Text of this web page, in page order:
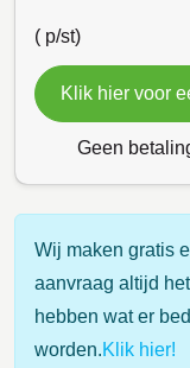
( p/st)
Klik hier voor
Geen
Wij maken gratis
aanvraag altijd
hebben wat er
worden.Klik hier!